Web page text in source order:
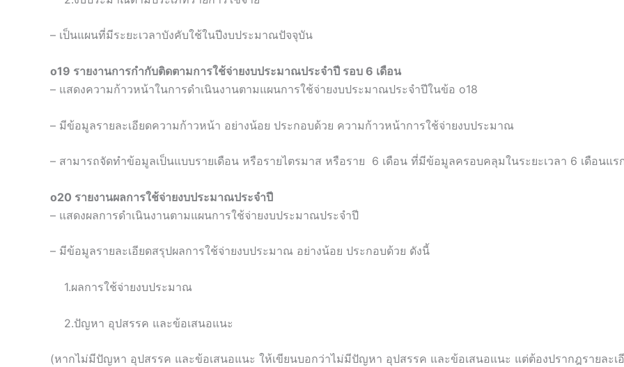
– เป็นแผนที่มีระยะเวลาบังคับใช้ในปีงบประมาณปัจจุบัน
o19 รายงานการกำกับติดตามการใช้จ่ายงบประมาณประจำปี รอบ 6 เดือน
– แสดงความก้าวหน้าในการดำเนินงานตามแผนการใช้จ่ายงบประมาณประจำปีในข้อ o18
– มีข้อมูลรายละเอียดความก้าวหน้า อย่างน้อย ประกอบด้วย ความก้าวหน้าการใช้จ่ายงบประมาณ
– สามารถจัดทำข้อมูลเป็นแบบรายเดือน หรือรายไตรมาส หรือราย 6 เดือน ที่มีข้อมูลครอบคลุมในระยะเวลา 6 เดือนแ
o20 รายงานผลการใช้จ่ายงบประมาณประจำปี
– แสดงผลการดำเนินงานตามแผนการใช้จ่ายงบประมาณประจำปี
– มีข้อมูลรายละเอียดสรุปผลการใช้จ่ายงบประมาณ อย่างน้อย ประกอบด้วย ดังนี้
1.ผลการใช้จ่ายงบประมาณ
2.ปัญหา อุปสรรค และข้อเสนอแนะ
(หากไม่มีปัญหา อุปสรรค และข้อเสนอแนะ ให้เขียนบอกว่าไม่มีปัญหา อุปสรรค และข้อเสนอแนะ แต่ต้องปรากฎรายละเ